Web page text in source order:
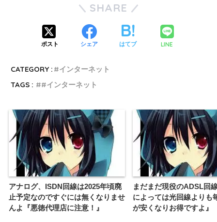
SHARE
ポスト シェア はてブ LINE
CATEGORY : #インターネット
TAGS :
#インターネット
アナログ、ISDN回線は2025年頃廃
止予定なのですぐには無くなりませ
んよ『悪徳代理店に注意！』
まだまだ現役のADSL回
によっては光回線よりも
が安くなりお得ですよ』